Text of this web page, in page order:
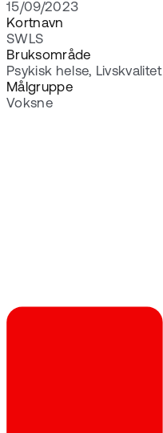
15/09/2023
Kortnavn
SWLS
Bruksområde
Psykisk helse, Livskvalitet
Målgruppe
Voksne